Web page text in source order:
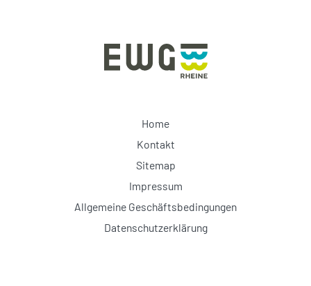
Home
Kontakt
Sitemap
Impressum
Allgemeine Geschäftsbedingungen
Datenschutzerklärung